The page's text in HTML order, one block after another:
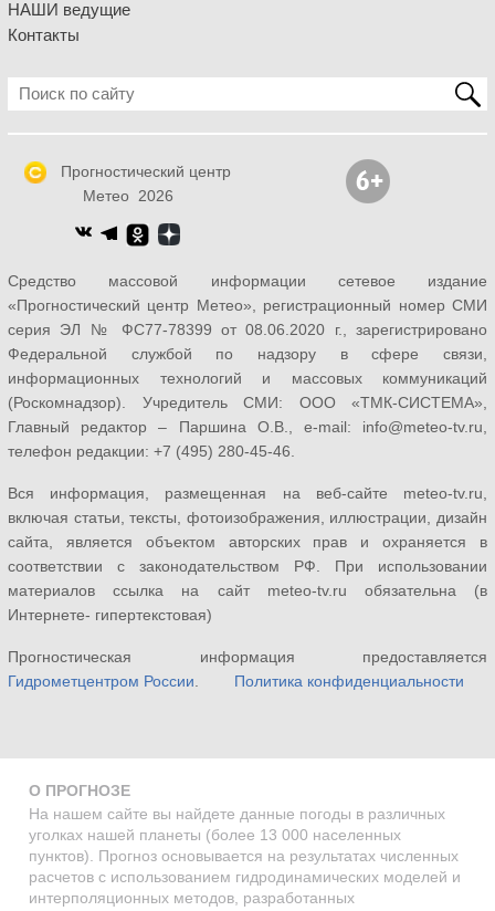
НАШИ ведущие
Контакты
Прогностический центр
Метео 2026
Средство массовой информации сетевое издание
«Прогностический центр Метео», регистрационный номер СМИ
серия ЭЛ № ФС77-78399 от 08.06.2020 г., зарегистрировано
Федеральной службой по надзору в сфере связи,
информационных технологий и массовых коммуникаций
(Роскомнадзор). Учредитель СМИ: ООО «ТМК-СИСТЕМА»,
Главный редактор – Паршина О.В., e-mail: info@meteo-tv.ru,
телефон редакции: +7 (495) 280-45-46.
Вся информация, размещенная на веб-сайте meteo-tv.ru,
включая статьи, тексты, фотоизображения, иллюстрации, дизайн
сайта, является объектом авторских прав и охраняется в
соответствии с законодательством РФ. При использовании
материалов ссылка на сайт meteo-tv.ru обязательна (в
Интернете- гипертекстовая)
Прогностическая информация предоставляется
Гидрометцентром России. Политика конфиденциальности
О ПРОГНОЗЕ
На нашем сайте вы найдете данные погоды в различных
уголках нашей планеты (более 13 000 населенных
пунктов). Прогноз основывается на результатах численных
расчетов с использованием гидродинамических моделей и
интерполяционных методов, разработанных